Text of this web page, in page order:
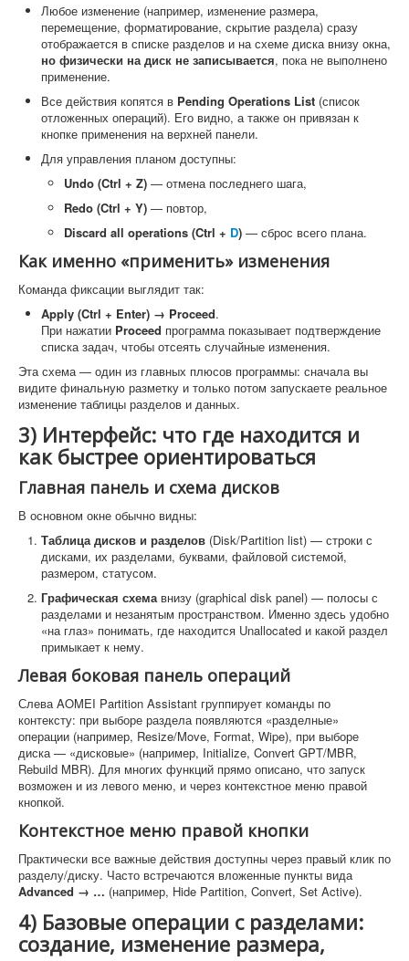
Любое изменение (например, изменение размера,
перемещение, форматирование, скрытие раздела) сразу
отображается в списке разделов и на схеме диска внизу окна,
но физически на диск не записывается, пока не выполнено
применение.
Все действия копятся в Pending Operations List (список
отложенных операций). Его видно, а также он привязан к
кнопке применения на верхней панели.
Для управления планом доступны:
Undo (Ctrl + Z) — отмена последнего шага,
Redo (Ctrl + Y) — повтор,
Discard all operations (Ctrl + D) — сброс всего плана.
Как именно «применить» изменения
Команда фиксации выглядит так:
Apply (Ctrl + Enter) → Proceed.
При нажатии Proceed программа показывает подтверждение
списка задач, чтобы отсеять случайные изменения.
Эта схема — один из главных плюсов программы: сначала вы
видите финальную разметку и только потом запускаете реальное
изменение таблицы разделов и данных.
3) Интерфейс: что где находится и
как быстрее ориентироваться
Главная панель и схема дисков
В основном окне обычно видны:
Таблица дисков и разделов (Disk/Partition list) — строки с
дисками, их разделами, буквами, файловой системой,
размером, статусом.
Графическая схема внизу (graphical disk panel) — полосы с
разделами и незанятым пространством. Именно здесь удобно
«на глаз» понимать, где находится Unallocated и какой раздел
примыкает к нему.
Левая боковая панель операций
Слева AOMEI Partition Assistant группирует команды по
контексту: при выборе раздела появляются «разделные»
операции (например, Resize/Move, Format, Wipe), при выборе
диска — «дисковые» (например, Initialize, Convert GPT/MBR,
Rebuild MBR). Для многих функций прямо описано, что запуск
возможен и из левого меню, и через контекстное меню правой
кнопкой.
Контекстное меню правой кнопки
Практически все важные действия доступны через правый клик по
разделу/диску. Часто встречаются вложенные пункты вида
Advanced → … (например, Hide Partition, Convert, Set Active).
4) Базовые операции с разделами:
создание, изменение размера,